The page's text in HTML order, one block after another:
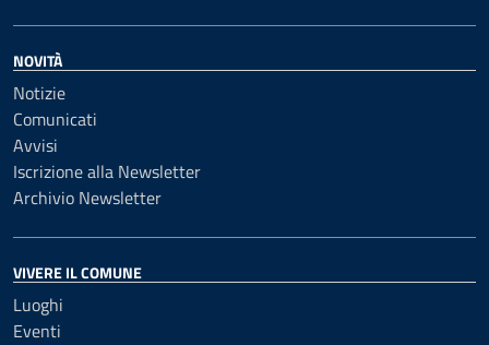
NOVITÀ
Notizie
Comunicati
Avvisi
Iscrizione alla Newsletter
Archivio Newsletter
VIVERE IL COMUNE
Luoghi
Eventi